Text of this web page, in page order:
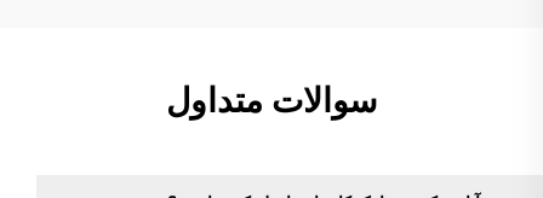
‫سوالات متداول‬